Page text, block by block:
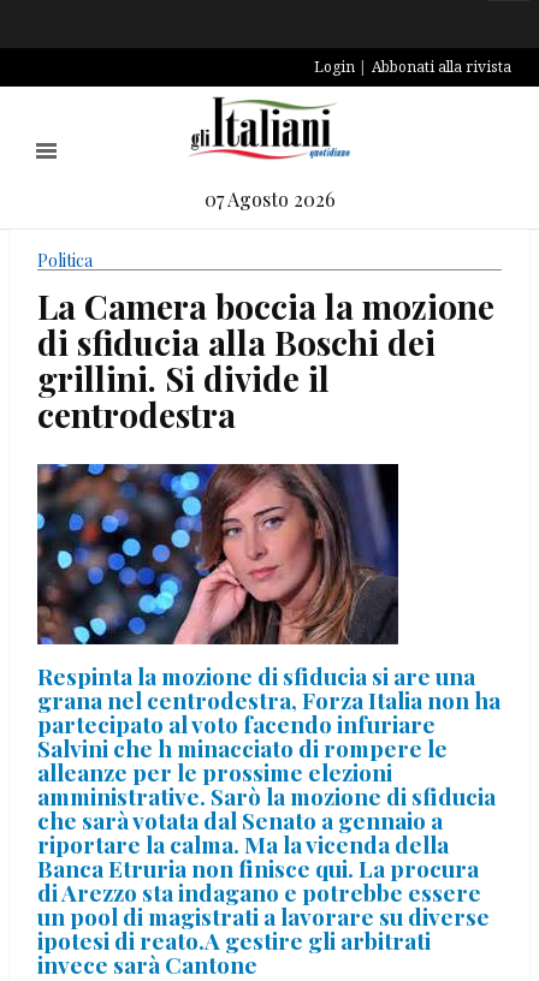
Login Abbonati alla rivista
07 Agosto 2026
Politica
La Camera boccia la mozione
di sfiducia alla Boschi dei
grillini. Si divide il
centrodestra
Respinta la mozione di sfiducia si are una
grana nel centrodestra, Forza Italia non ha
partecipato al voto facendo infuriare
Salvini che h minacciato di rompere le
alleanze per le prossime elezioni
amministrative. Sarò la mozione di sfiducia
che sarà votata dal Senato a gennaio a
riportare la calma. Ma la vicenda della
Banca Etruria non finisce qui. La procura
di Arezzo sta indagano e potrebbe essere
un pool di magistrati a lavorare su diverse
ipotesi di reato.A gestire gli arbitrati
invece sarà Cantone